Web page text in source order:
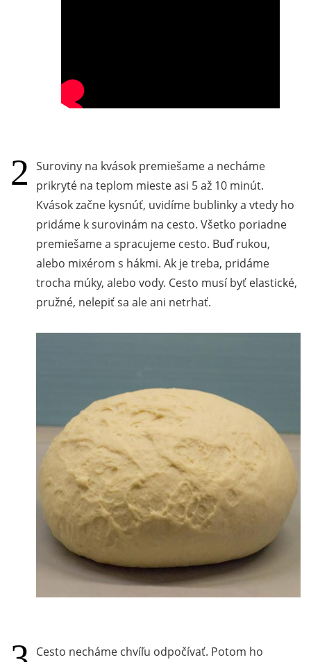
Suroviny na kvások premiešame a necháme
prikryté na teplom mieste asi 5 až 10 minút.
Kvások začne kysnúť, uvidíme bublinky a vtedy ho
pridáme k surovinám na cesto. Všetko poriadne
premiešame a spracujeme cesto. Buď rukou,
alebo mixérom s hákmi. Ak je treba, pridáme
trocha múky, alebo vody. Cesto musí byť elastické,
pružné, nelepiť sa ale ani netrhať.
Cesto necháme chvíľu odpočívať. Potom ho